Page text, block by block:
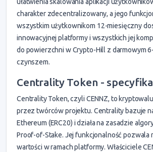
charakter zdecentralizowany, a jego
wszystkim użytkownikom 12-miesięczny
innowacyjnej platformy i wszystkich jej
do powierzchni w Crypto-Hill z darmowym
czynszem.
Centrality Token -
Centrality Token, czyli CENNZ, to
przez twórców projektu. Centrality bazuje
Ethereum (ERC20) i działa na zasadzie
Proof-of-Stake. Jej funkcjonalność pozwala
wartości w ramach platformy. Właściciele